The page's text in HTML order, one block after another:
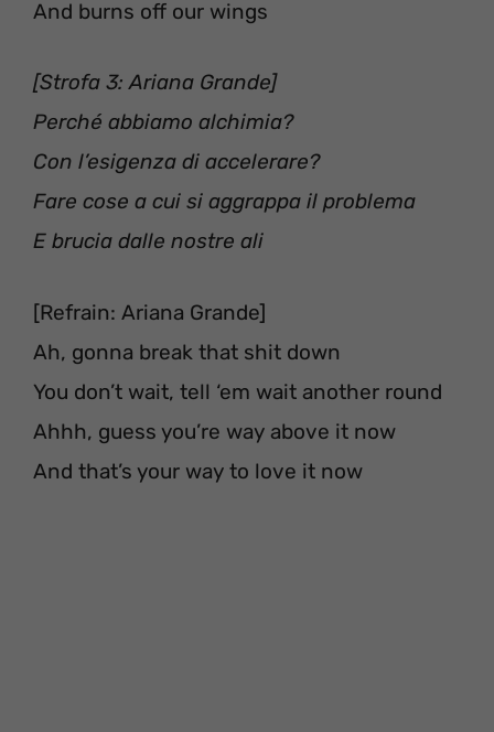
And burns off our wings
[Strofa 3: Ariana Grande]
Perché abbiamo alchimia?
Con l’esigenza di accelerare?
Fare cose a cui si aggrappa il problema
E brucia dalle nostre ali
[Refrain: Ariana Grande]
Ah, gonna break that shit down
You don’t wait, tell ‘em wait another round
Ahhh, guess you’re way above it now
And that’s your way to love it now